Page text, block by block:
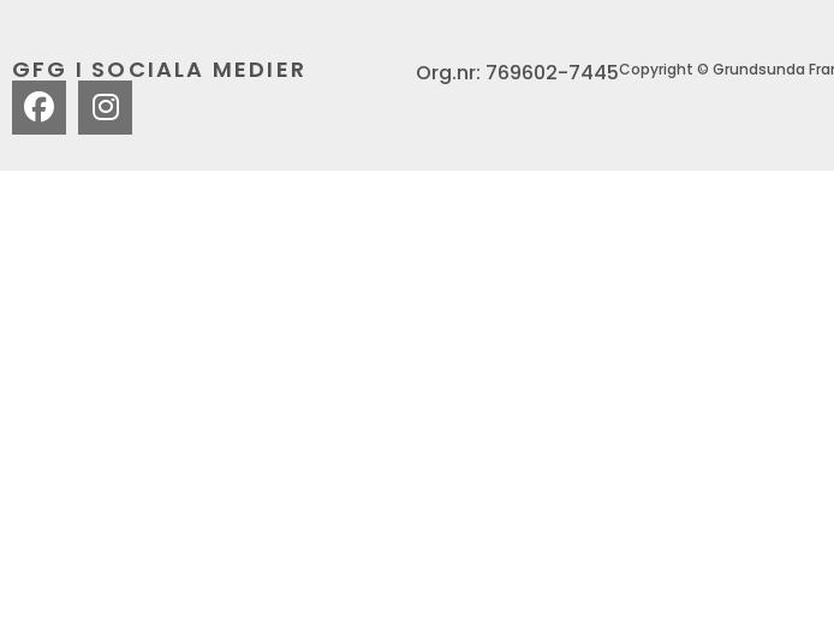
GFG I SOCIALA MEDIER Org.nr: 769602-7445Copyright © Grundsunda